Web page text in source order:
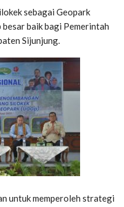
sebagai Geopark
baik bagi Pemerintah
Sijunjung.
untuk memperoleh strategi